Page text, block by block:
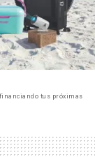
tus próximas